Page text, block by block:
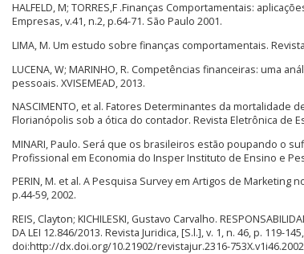
HALFELD, M; TORRES,F .Finanças Comportamentais:
Empresas, v.41, n.2, p.64-71. São Paulo 2001.
LIMA, M. Um estudo sobre finanças comportamentais.
LUCENA, W; MARINHO, R. Competências financeiras: uma
pessoais. XVISEMEAD, 2013.
NASCIMENTO, et al. Fatores Determinantes da
Florianópolis sob a ótica do contador. Revista Eletrônica de
MINARI, Paulo. Será que os brasileiros estão poupando o
Profissional em Economia do Insper Instituto de Ensino e
PERIN, M. et al. A Pesquisa Survey em Artigos de
p.44-59, 2002.
REIS, Clayton; KICHILESKI, Gustavo Carvalho.
DA LEI 12.846/2013. Revista Juridica, [S.l.], v. 1, n. 46, p. 119-
doi:http://dx.doi.org/10.21902/revistajur.2316-